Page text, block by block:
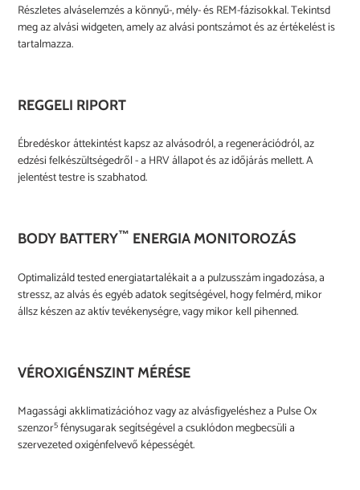
Részletes alváselemzés a könnyű-, mély- és REM-fázisokkal. Tekintsd
meg az alvási widgeten, amely az alvási pontszámot és az értékelést is
tartalmazza.
REGGELI RIPORT
Ébredéskor áttekintést kapsz az alvásodról, a regenerációdról, az
edzési felkészültségedről - a HRV állapot és az időjárás mellett. A
jelentést testre is szabhatod.
BODY BATTERY™ ENERGIA MONITOROZÁS
Optimalizáld tested energiatartalékait a a pulzusszám ingadozása, a
stressz, az alvás és egyéb adatok segítségével, hogy felmérd, mikor
állsz készen az aktív tevékenységre, vagy mikor kell pihenned.
VÉROXIGÉNSZINT MÉRÉSE
Magassági akklimatizációhoz vagy az alvásfigyeléshez a Pulse Ox
szenzor5fénysugarak segítségével a csuklódon megbecsüli a
szervezeted oxigénfelvevő képességét.